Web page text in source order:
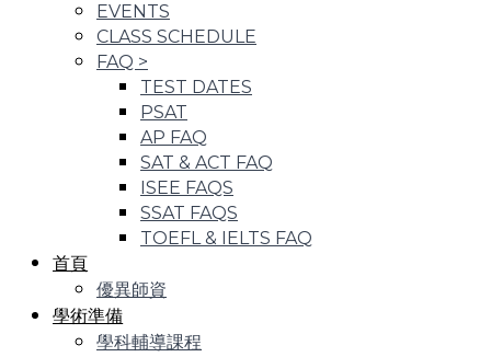
EVENTS
CLASS SCHEDULE
FAQ >
TEST DATES
PSAT
AP FAQ
SAT & ACT FAQ
ISEE FAQS
SSAT FAQS
TOEFL & IELTS FAQ
首頁
優異師資
學術準備
學科輔導課程